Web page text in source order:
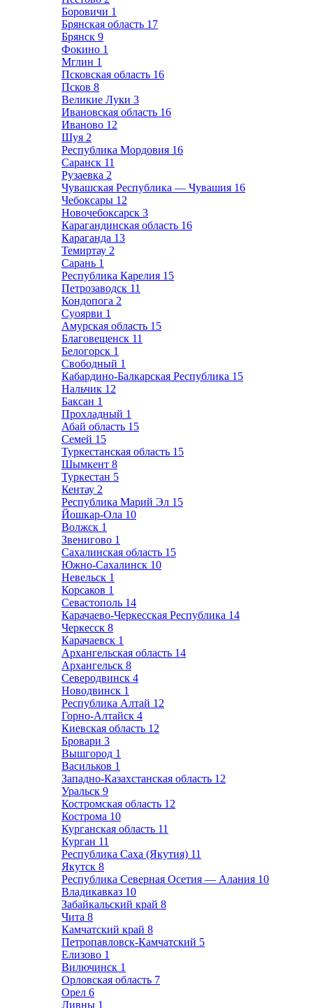
Боровичи 1
Брянская область 17
Брянск 9
Фокино 1
Мглин 1
Псковская область 16
Псков 8
Великие Луки 3
Ивановская область 16
Иваново 12
Шуя 2
Республика Мордовия 16
Саранск 11
Рузаевка 2
Чувашская Республика — Чувашия 16
Чебоксары 12
Новочебоксарск 3
Карагандинская область 16
Караганда 13
Темиртау 2
Сарань 1
Республика Карелия 15
Петрозаводск 11
Кондопога 2
Суоярви 1
Амурская область 15
Благовещенск 11
Белогорск 1
Свободный 1
Кабардино-Балкарская Республика 15
Нальчик 12
Баксан 1
Прохладный 1
Абай область 15
Семей 15
Туркестанская область 15
Шымкент 8
Туркестан 5
Кентау 2
Республика Марий Эл 15
Йошкар-Ола 10
Волжск 1
Звенигово 1
Сахалинская область 15
Южно-Сахалинск 10
Невельск 1
Корсаков 1
Севастополь 14
Карачаево-Черкесская Республика 14
Черкесск 8
Карачаевск 1
Архангельская область 14
Архангельск 8
Северодвинск 4
Новодвинск 1
Республика Алтай 12
Горно-Алтайск 4
Киевская область 12
Бровари 3
Вышгород 1
Васильков 1
Западно-Казахстанская область 12
Уральск 9
Костромская область 12
Кострома 10
Курганская область 11
Курган 11
Республика Саха (Якутия) 11
Якутск 8
Республика Северная Осетия — Алания 10
Владикавказ 10
Забайкальский край 8
Чита 8
Камчатский край 8
Петропавловск-Камчатский 5
Елизово 1
Вилючинск 1
Орловская область 7
Орел 6
Ливны 1